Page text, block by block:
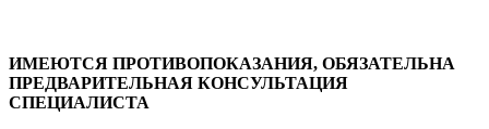
ИМЕЮТСЯ ПРОТИВОПОКАЗАНИЯ, ОБЯЗАТЕЛЬНА
ПРЕДВАРИТЕЛЬНАЯ КОНСУЛЬТАЦИЯ
СПЕЦИАЛИСТА